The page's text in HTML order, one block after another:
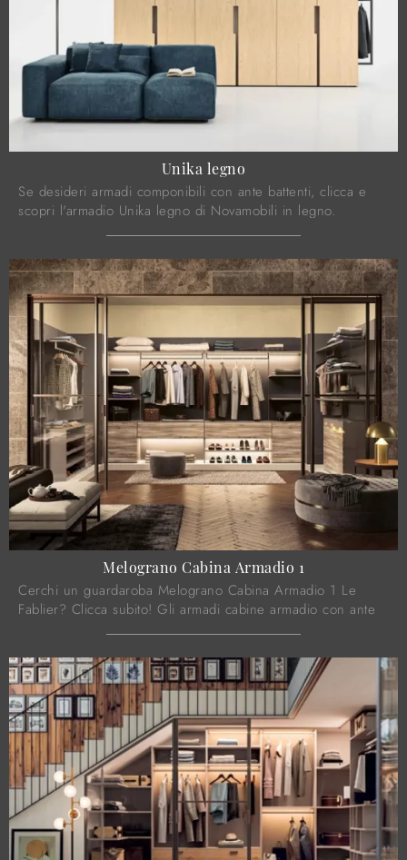
Unika legno
Se desideri armadi componibili con ante battenti, clicca e
scopri l'armadio Unika legno di Novamobili in legno.
Melograno Cabina Armadio 1
Cerchi un guardaroba Melograno Cabina Armadio 1 Le
Fablier? Clicca subito! Gli armadi cabine armadio con ante